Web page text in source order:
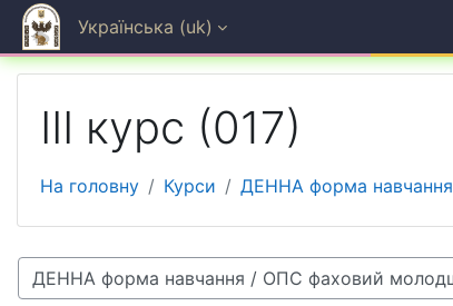
Перейти до головного вмісту
Українська ‎(uk)‎
ІІІ курс (017)
На головну Курси ДЕННА форма навчання
курсів